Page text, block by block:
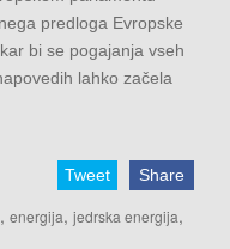
predloga Evropske
bi se pogajanja vseh
lahko začela
Tweet Share
, energija, jedrska energija,